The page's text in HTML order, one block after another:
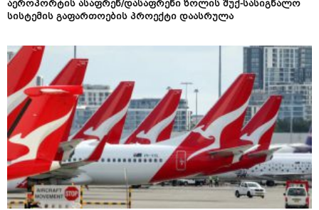
აეროპორტის ასაფრენ/დასაფრენი ზოლის შუქ-სასიგნალო
სისტემის გაფართოების პროექტი დაასრულა